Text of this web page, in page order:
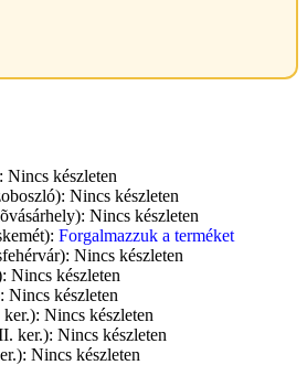
Nincs készleten
Nincs készleten
Nincs készleten
Forgalmazzuk a terméket
Nincs készleten
Nincs készleten
Nincs készleten
Nincs készleten
ker.): Nincs készleten
Nincs készleten